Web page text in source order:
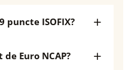
puncte ISOFIX?
Euro NCAP?